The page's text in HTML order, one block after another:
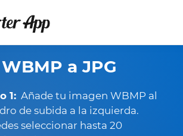
WBMP a JPG
1: Añade tu imagen WBMP al
de subida a la izquierda.
seleccionar hasta 20